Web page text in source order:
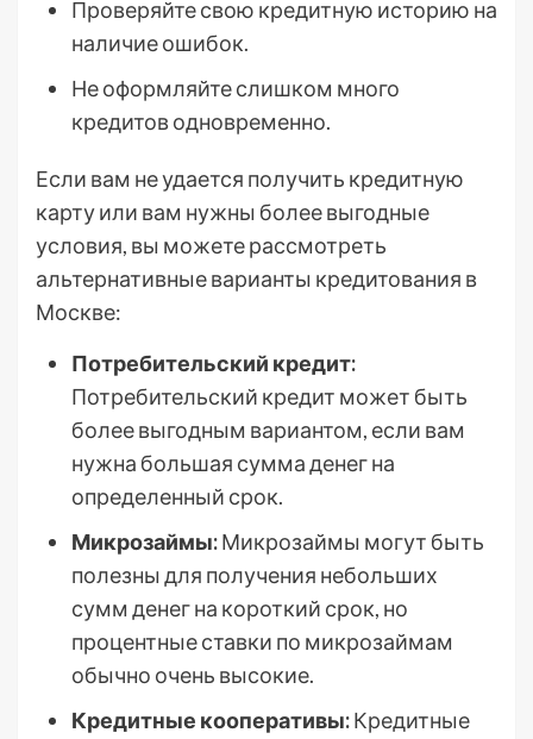
Проверяйте свою кредитную историю на
наличие ошибок.
Не оформляйте слишком много
кредитов одновременно.
Если вам не удается получить кредитную
карту или вам нужны более выгодные
условия, вы можете рассмотреть
альтернативные варианты кредитования в
Москве:
Потребительский кредит:
Потребительский кредит может быть
более выгодным вариантом, если вам
нужна большая сумма денег на
определенный срок.
Микрозаймы:Микрозаймы могут быть
полезны для получения небольших
сумм денег на короткий срок, но
процентные ставки по микрозаймам
обычно очень высокие.
Кредитные кооперативы:Кредитные